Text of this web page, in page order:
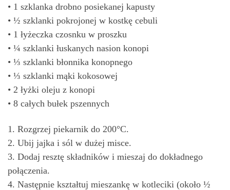
• 1 szklanka drobno posiekanej kapusty
• ½ szklanki pokrojonej w kostkę cebuli
• 1 łyżeczka czosnku w proszku
• ¼ szklanki łuskanych nasion konopi
• ⅓ szklanki błonnika konopnego
• ⅓ szklanki mąki kokosowej
• 2 łyżki oleju z konopi
• 8 całych bułek pszennych
1. Rozgrzej piekarnik do 200°C.
2. Ubij jajka i sól w dużej misce.
3. Dodaj resztę składników i mieszaj do dokładnego
połączenia.
4. Następnie kształtuj mieszankę w kotleciki (około ½